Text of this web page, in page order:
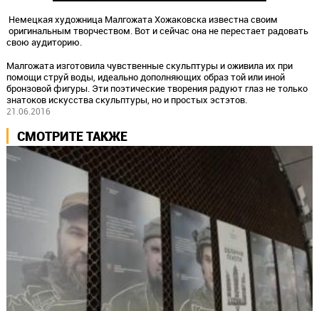
Немецкая художница Малгожата Хожаковска известна своим
оригинальным творчеством. Вот и сейчас она не перестает радовать
свою аудиторию.
Малгожата изготовила чувственные скульптуры и оживила их при
помощи струй воды, идеально дополняющих образ той или иной
бронзовой фигуры. Эти поэтические творения радуют глаз не только
знатоков искусства скульптуры, но и простых эстэтов.
21.06.2016
СМОТРИТЕ ТАКЖЕ